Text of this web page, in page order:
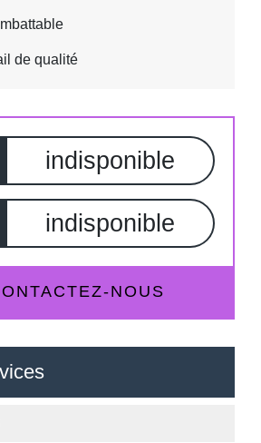
de qualité
indisponible
indisponible
NOUS